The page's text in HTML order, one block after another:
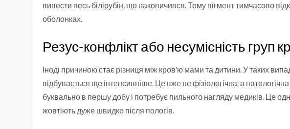
вивести весь білірубін, що накопичився. Тому пігмент тимчасово
оболонках.
Резус-конфлікт або несумісність груп
Іноді причиною стає різниця між кров’ю мами та дитини. У таких
відбувається ще інтенсивніше. Це вже не фізіологічна, а
буквально в першу добу і потребує пильного нагляду медиків. Це
жовтіють дуже швидко після пологів.